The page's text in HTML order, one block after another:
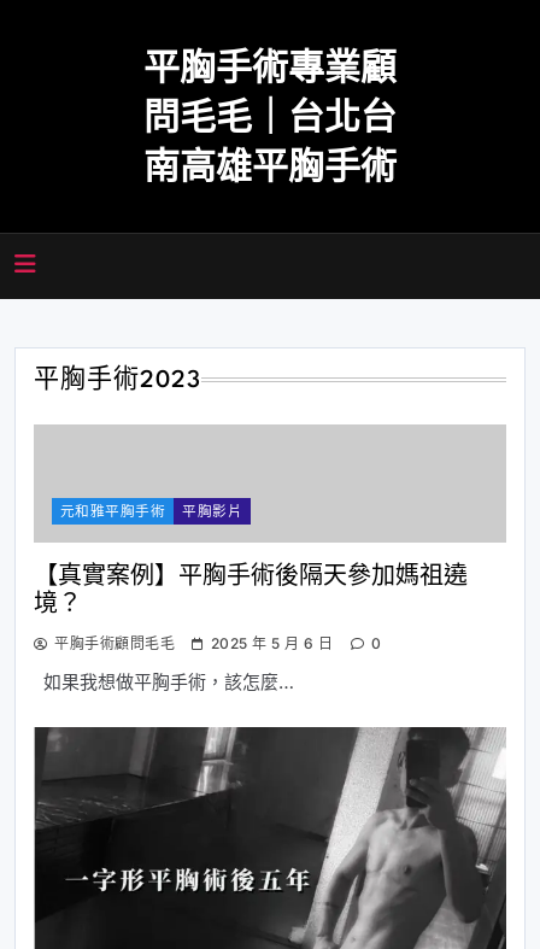
平胸手術專業顧
問毛毛｜台北台
南高雄平胸手術
平胸手術2023
元和雅平胸手術 平胸影片
【真實案例】平胸手術後隔天參加媽祖遶
境？
平胸手術顧問毛毛 2025 年 5 月 6 日 0
如果我想做平胸手術，該怎麼…